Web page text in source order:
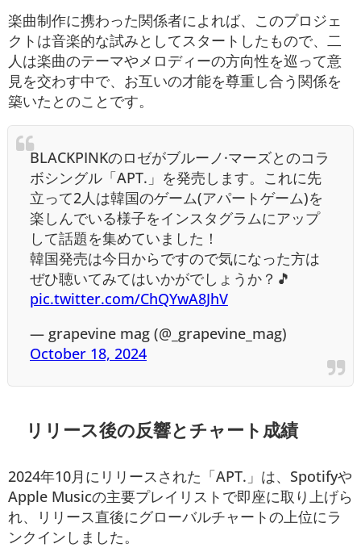
楽曲制作に携わった関係者によれば、このプロジェ
クトは音楽的な試みとしてスタートしたもので、二
人は楽曲のテーマやメロディーの方向性を巡って意
見を交わす中で、お互いの才能を尊重し合う関係を
築いたとのことです。
BLACKPINKのロゼがブルーノ·マーズとのコラ
ボシングル「APT.」を発売します。これに先
立って2人は韓国のゲーム(アパートゲーム)を
楽しんでいる様子をインスタグラムにアップ
して話題を集めていました！
韓国発売は今日からですので気になった方は
ぜひ聴いてみてはいかがでしょうか？🎵
pic.twitter.com/ChQYwA8JhV
— grapevine mag (@_grapevine_mag)
October 18, 2024
リリース後の反響とチャート成績
2024年10月にリリースされた「APT.」は、Spotifyや
Apple Musicの主要プレイリストで即座に取り上げら
れ、リリース直後にグローバルチャートの上位にラ
ンクインしました。